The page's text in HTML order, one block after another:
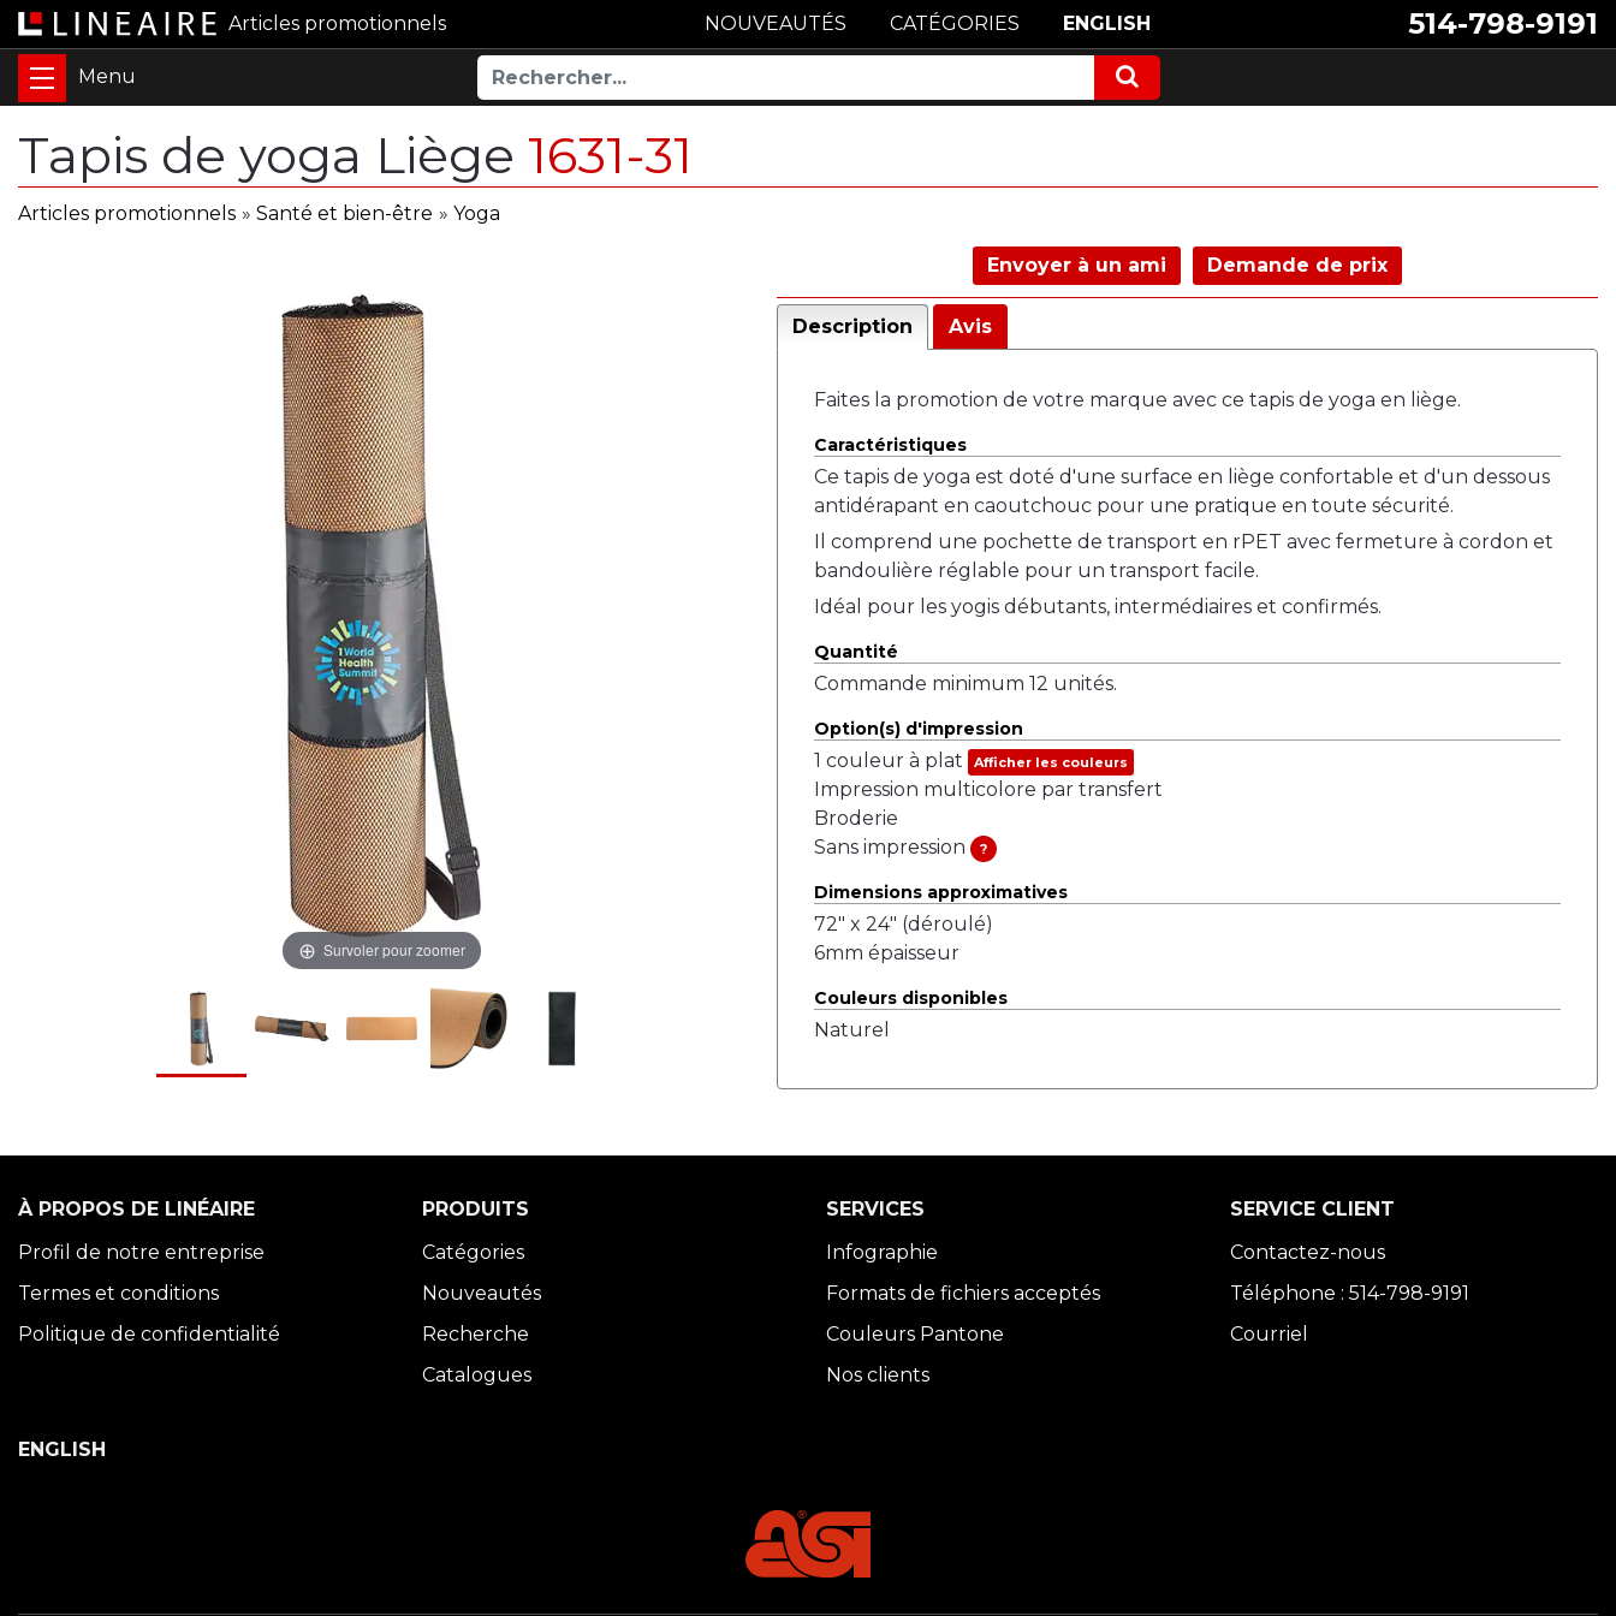
Articles promotionnels 514-798-9191
NOUVEAUTÉS CATÉGORIES ENGLISH
Tapis de yoga Liège 1631-31
Articles promotionnels » Santé et bien-être » Yoga
Survoler pour zoomer
Envoyer à un ami Demande de prix
Description Avis
Faites la promotion de votre marque avec ce tapis de yoga en liège.
Caractéristiques
Ce tapis de yoga est doté d'une surface en liège confortable et d'un dessous
antidérapant en caoutchouc pour une pratique en toute sécurité.
Il comprend une pochette de transport en rPET avec fermeture à cordon et
bandoulière réglable pour un transport facile.
Idéal pour les yogis débutants, intermédiaires et confirmés.
Quantité
Commande minimum 12 unités.
Option(s) d'impression
1 couleur à plat Afficher les couleurs
Impression multicolore par transfert
Broderie
Sans impression
?
Dimensions approximatives
72" x 24" (déroulé)
6mm épaisseur
Couleurs disponibles
Naturel
À PROPOS DE LINÉAIRE
Profil de notre entreprise
Termes et conditions
Politique de confidentialité
PRODUITS
Catégories
Nouveautés
Recherche
Catalogues
SERVICES
Infographie
Formats de fichiers acceptés
Couleurs Pantone
Nos clients
SERVICE CLIENT
Contactez-nous
Téléphone : 514-798-9191
Courriel
ENGLISH